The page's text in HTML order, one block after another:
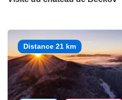
Distance 21 km